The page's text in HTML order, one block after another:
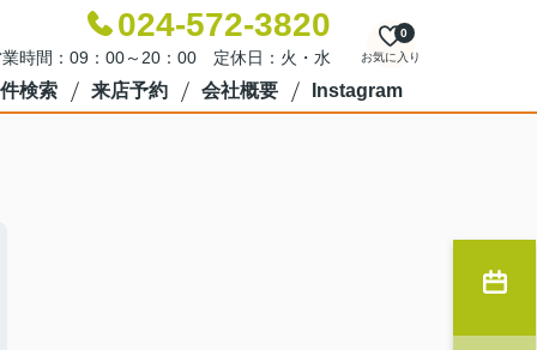
024-572-3820
時間：09：00～20：00 定休日：火・水 お気に入り
0
検索 来店予約 会社概要 Instagram